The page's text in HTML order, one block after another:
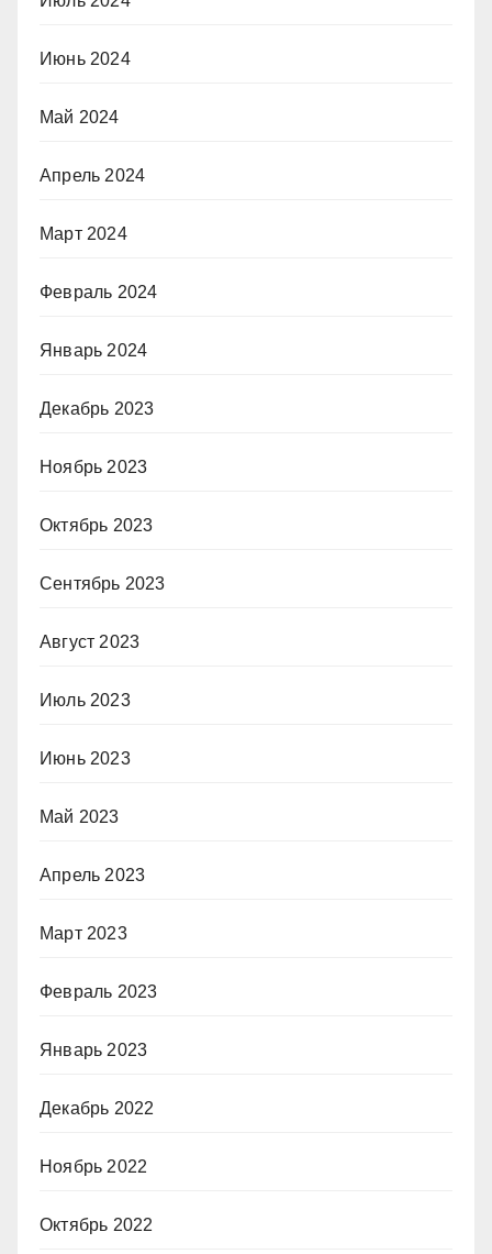
Июнь 2024
Май 2024
Апрель 2024
Март 2024
Февраль 2024
Январь 2024
Декабрь 2023
Ноябрь 2023
Октябрь 2023
Сентябрь 2023
Август 2023
Июль 2023
Июнь 2023
Май 2023
Апрель 2023
Март 2023
Февраль 2023
Январь 2023
Декабрь 2022
Ноябрь 2022
Октябрь 2022